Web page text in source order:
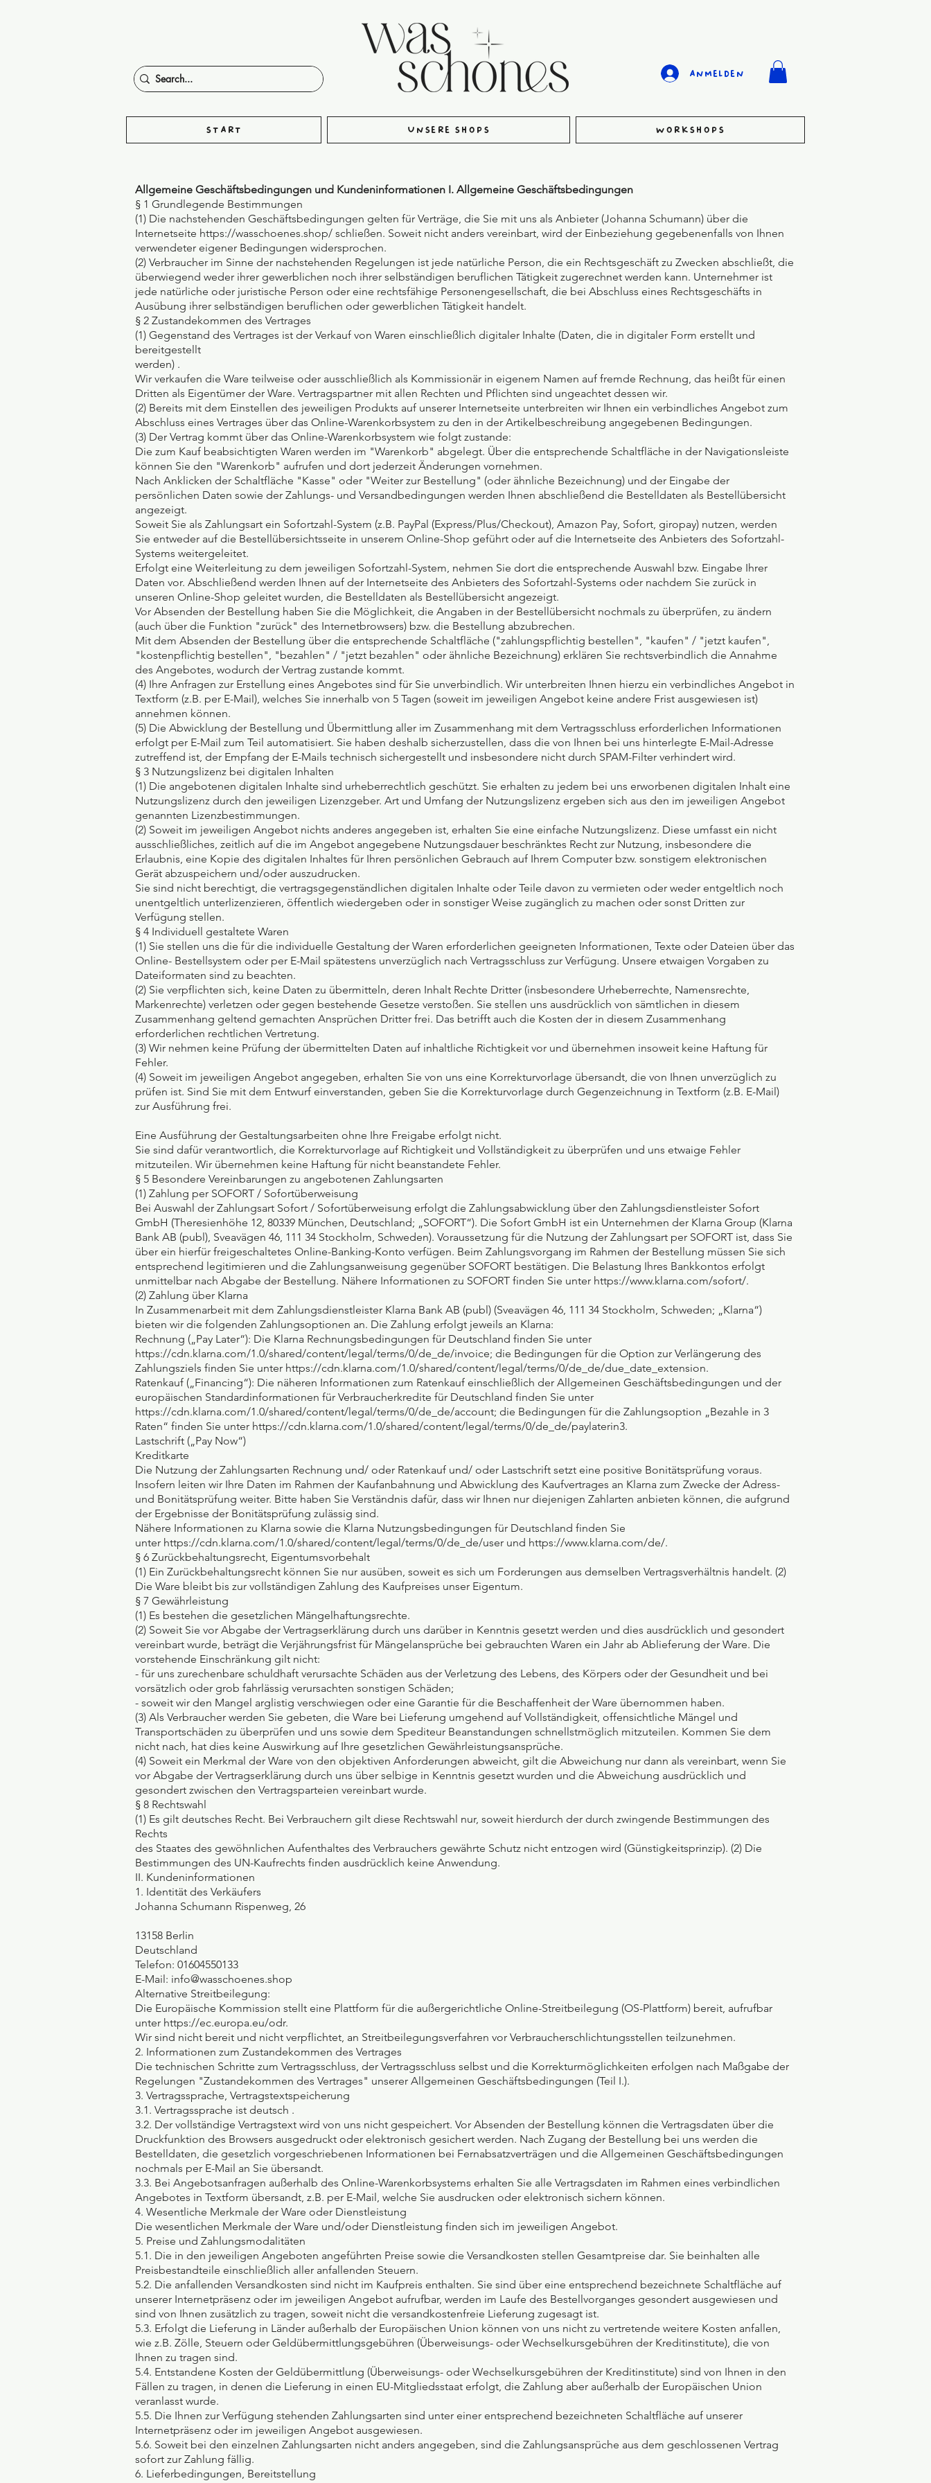
Anmelden
Start Unsere Shops Workshops
Allgemeine Geschäftsbedingungen und Kundeninformationen I. Allgemeine Geschäftsbedingungen
§ 1 Grundlegende Bestimmungen
(1) Die nachstehenden Geschäftsbedingungen gelten für Verträge, die Sie mit uns als Anbieter (Johanna Schumann) über die
Internetseite https://wasschoenes.shop/ schließen. Soweit nicht anders vereinbart, wird der Einbeziehung gegebenenfalls von Ihnen
verwendeter eigener Bedingungen widersprochen.
(2) Verbraucher im Sinne der nachstehenden Regelungen ist jede natürliche Person, die ein Rechtsgeschäft zu Zwecken abschließt, die
überwiegend weder ihrer gewerblichen noch ihrer selbständigen beruflichen Tätigkeit zugerechnet werden kann. Unternehmer ist
jede natürliche oder juristische Person oder eine rechtsfähige Personengesellschaft, die bei Abschluss eines Rechtsgeschäfts in
Ausübung ihrer selbständigen beruflichen oder gewerblichen Tätigkeit handelt.
§ 2 Zustandekommen des Vertrages
(1) Gegenstand des Vertrages ist der Verkauf von Waren einschließlich digitaler Inhalte (Daten, die in digitaler Form erstellt und
bereitgestellt
werden) .
Wir verkaufen die Ware teilweise oder ausschließlich als Kommissionär in eigenem Namen auf fremde Rechnung, das heißt für einen
Dritten als Eigentümer der Ware. Vertragspartner mit allen Rechten und Pflichten sind ungeachtet dessen wir.
(2) Bereits mit dem Einstellen des jeweiligen Produkts auf unserer Internetseite unterbreiten wir Ihnen ein verbindliches Angebot zum
Abschluss eines Vertrages über das Online-Warenkorbsystem zu den in der Artikelbeschreibung angegebenen Bedingungen.
(3) Der Vertrag kommt über das Online-Warenkorbsystem wie folgt zustande:
Die zum Kauf beabsichtigten Waren werden im "Warenkorb" abgelegt. Über die entsprechende Schaltfläche in der Navigationsleiste
können Sie den "Warenkorb" aufrufen und dort jederzeit Änderungen vornehmen.
Nach Anklicken der Schaltfläche "Kasse" oder "Weiter zur Bestellung" (oder ähnliche Bezeichnung) und der Eingabe der
persönlichen Daten sowie der Zahlungs- und Versandbedingungen werden Ihnen abschließend die Bestelldaten als Bestellübersicht
angezeigt.
Soweit Sie als Zahlungsart ein Sofortzahl-System (z.B. PayPal (Express/Plus/Checkout), Amazon Pay, Sofort, giropay) nutzen, werden
Sie entweder auf die Bestellübersichtsseite in unserem Online-Shop geführt oder auf die Internetseite des Anbieters des Sofortzahl-
Systems weitergeleitet.
Erfolgt eine Weiterleitung zu dem jeweiligen Sofortzahl-System, nehmen Sie dort die entsprechende Auswahl bzw. Eingabe Ihrer
Daten vor. Abschließend werden Ihnen auf der Internetseite des Anbieters des Sofortzahl-Systems oder nachdem Sie zurück in
unseren Online-Shop geleitet wurden, die Bestelldaten als Bestellübersicht angezeigt.
Vor Absenden der Bestellung haben Sie die Möglichkeit, die Angaben in der Bestellübersicht nochmals zu überprüfen, zu ändern
(auch über die Funktion "zurück" des Internetbrowsers) bzw. die Bestellung abzubrechen.
Mit dem Absenden der Bestellung über die entsprechende Schaltfläche ("zahlungspflichtig bestellen", "kaufen" / "jetzt kaufen",
"kostenpflichtig bestellen", "bezahlen" / "jetzt bezahlen" oder ähnliche Bezeichnung) erklären Sie rechtsverbindlich die Annahme
des Angebotes, wodurch der Vertrag zustande kommt.
(4) Ihre Anfragen zur Erstellung eines Angebotes sind für Sie unverbindlich. Wir unterbreiten Ihnen hierzu ein verbindliches Angebot in
Textform (z.B. per E-Mail), welches Sie innerhalb von 5 Tagen (soweit im jeweiligen Angebot keine andere Frist ausgewiesen ist)
annehmen können.
(5) Die Abwicklung der Bestellung und Übermittlung aller im Zusammenhang mit dem Vertragsschluss erforderlichen Informationen
erfolgt per E-Mail zum Teil automatisiert. Sie haben deshalb sicherzustellen, dass die von Ihnen bei uns hinterlegte E-Mail-Adresse
zutreffend ist, der Empfang der E-Mails technisch sichergestellt und insbesondere nicht durch SPAM-Filter verhindert wird.
§ 3 Nutzungslizenz bei digitalen Inhalten
(1) Die angebotenen digitalen Inhalte sind urheberrechtlich geschützt. Sie erhalten zu jedem bei uns erworbenen digitalen Inhalt eine
Nutzungslizenz durch den jeweiligen Lizenzgeber. Art und Umfang der Nutzungslizenz ergeben sich aus den im jeweiligen Angebot
genannten Lizenzbestimmungen.
(2) Soweit im jeweiligen Angebot nichts anderes angegeben ist, erhalten Sie eine einfache Nutzungslizenz. Diese umfasst ein nicht
ausschließliches, zeitlich auf die im Angebot angegebene Nutzungsdauer beschränktes Recht zur Nutzung, insbesondere die
Erlaubnis, eine Kopie des digitalen Inhaltes für Ihren persönlichen Gebrauch auf Ihrem Computer bzw. sonstigem elektronischen
Gerät abzuspeichern und/oder auszudrucken.
Sie sind nicht berechtigt, die vertragsgegenständlichen digitalen Inhalte oder Teile davon zu vermieten oder weder entgeltlich noch
unentgeltlich unterlizenzieren, öffentlich wiedergeben oder in sonstiger Weise zugänglich zu machen oder sonst Dritten zur
Verfügung stellen.
§ 4 Individuell gestaltete Waren
(1) Sie stellen uns die für die individuelle Gestaltung der Waren erforderlichen geeigneten Informationen, Texte oder Dateien über das
Online- Bestellsystem oder per E-Mail spätestens unverzüglich nach Vertragsschluss zur Verfügung. Unsere etwaigen Vorgaben zu
Dateiformaten sind zu beachten.
(2) Sie verpflichten sich, keine Daten zu übermitteln, deren Inhalt Rechte Dritter (insbesondere Urheberrechte, Namensrechte,
Markenrechte) verletzen oder gegen bestehende Gesetze verstoßen. Sie stellen uns ausdrücklich von sämtlichen in diesem
Zusammenhang geltend gemachten Ansprüchen Dritter frei. Das betrifft auch die Kosten der in diesem Zusammenhang
erforderlichen rechtlichen Vertretung.
(3) Wir nehmen keine Prüfung der übermittelten Daten auf inhaltliche Richtigkeit vor und übernehmen insoweit keine Haftung für
Fehler.
(4) Soweit im jeweiligen Angebot angegeben, erhalten Sie von uns eine Korrekturvorlage übersandt, die von Ihnen unverzüglich zu
prüfen ist. Sind Sie mit dem Entwurf einverstanden, geben Sie die Korrekturvorlage durch Gegenzeichnung in Textform (z.B. E-Mail)
zur Ausführung frei.
Eine Ausführung der Gestaltungsarbeiten ohne Ihre Freigabe erfolgt nicht.
Sie sind dafür verantwortlich, die Korrekturvorlage auf Richtigkeit und Vollständigkeit zu überprüfen und uns etwaige Fehler
mitzuteilen. Wir übernehmen keine Haftung für nicht beanstandete Fehler.
§ 5 Besondere Vereinbarungen zu angebotenen Zahlungsarten
(1) Zahlung per SOFORT / Sofortüberweisung
Bei Auswahl der Zahlungsart Sofort / Sofortüberweisung erfolgt die Zahlungsabwicklung über den Zahlungsdienstleister Sofort
GmbH (Theresienhöhe 12, 80339 München, Deutschland; „SOFORT“). Die Sofort GmbH ist ein Unternehmen der Klarna Group (Klarna
Bank AB (publ), Sveavägen 46, 111 34 Stockholm, Schweden). Voraussetzung für die Nutzung der Zahlungsart per SOFORT ist, dass Sie
über ein hierfür freigeschaltetes Online-Banking-Konto verfügen. Beim Zahlungsvorgang im Rahmen der Bestellung müssen Sie sich
entsprechend legitimieren und die Zahlungsanweisung gegenüber SOFORT bestätigen. Die Belastung Ihres Bankkontos erfolgt
unmittelbar nach Abgabe der Bestellung. Nähere Informationen zu SOFORT finden Sie unter https://www.klarna.com/sofort/.
(2) Zahlung über Klarna
In Zusammenarbeit mit dem Zahlungsdienstleister Klarna Bank AB (publ) (Sveavägen 46, 111 34 Stockholm, Schweden; „Klarna“)
bieten wir die folgenden Zahlungsoptionen an. Die Zahlung erfolgt jeweils an Klarna:
Rechnung („Pay Later“): Die Klarna Rechnungsbedingungen für Deutschland finden Sie unter
https://cdn.klarna.com/1.0/shared/content/legal/terms/0/de_de/invoice; die Bedingungen für die Option zur Verlängerung des
Zahlungsziels finden Sie unter https://cdn.klarna.com/1.0/shared/content/legal/terms/0/de_de/due_date_extension.
Ratenkauf („Financing“): Die näheren Informationen zum Ratenkauf einschließlich der Allgemeinen Geschäftsbedingungen und der
europäischen Standardinformationen für Verbraucherkredite für Deutschland finden Sie unter
https://cdn.klarna.com/1.0/shared/content/legal/terms/0/de_de/account; die Bedingungen für die Zahlungsoption „Bezahle in 3
Raten“ finden Sie unter https://cdn.klarna.com/1.0/shared/content/legal/terms/0/de_de/paylaterin3.
Lastschrift („Pay Now“)
Kreditkarte
Die Nutzung der Zahlungsarten Rechnung und/ oder Ratenkauf und/ oder Lastschrift setzt eine positive Bonitätsprüfung voraus.
Insofern leiten wir Ihre Daten im Rahmen der Kaufanbahnung und Abwicklung des Kaufvertrages an Klarna zum Zwecke der Adress-
und Bonitätsprüfung weiter. Bitte haben Sie Verständnis dafür, dass wir Ihnen nur diejenigen Zahlarten anbieten können, die aufgrund
der Ergebnisse der Bonitätsprüfung zulässig sind.
Nähere Informationen zu Klarna sowie die Klarna Nutzungsbedingungen für Deutschland finden Sie
unter https://cdn.klarna.com/1.0/shared/content/legal/terms/0/de_de/user und https://www.klarna.com/de/.
§ 6 Zurückbehaltungsrecht, Eigentumsvorbehalt
(1) Ein Zurückbehaltungsrecht können Sie nur ausüben, soweit es sich um Forderungen aus demselben Vertragsverhältnis handelt. (2)
Die Ware bleibt bis zur vollständigen Zahlung des Kaufpreises unser Eigentum.
§ 7 Gewährleistung
(1) Es bestehen die gesetzlichen Mängelhaftungsrechte.
(2) Soweit Sie vor Abgabe der Vertragserklärung durch uns darüber in Kenntnis gesetzt werden und dies ausdrücklich und gesondert
vereinbart wurde, beträgt die Verjährungsfrist für Mängelansprüche bei gebrauchten Waren ein Jahr ab Ablieferung der Ware. Die
vorstehende Einschränkung gilt nicht:
- für uns zurechenbare schuldhaft verursachte Schäden aus der Verletzung des Lebens, des Körpers oder der Gesundheit und bei
vorsätzlich oder grob fahrlässig verursachten sonstigen Schäden;
- soweit wir den Mangel arglistig verschwiegen oder eine Garantie für die Beschaffenheit der Ware übernommen haben.
(3) Als Verbraucher werden Sie gebeten, die Ware bei Lieferung umgehend auf Vollständigkeit, offensichtliche Mängel und
Transportschäden zu überprüfen und uns sowie dem Spediteur Beanstandungen schnellstmöglich mitzuteilen. Kommen Sie dem
nicht nach, hat dies keine Auswirkung auf Ihre gesetzlichen Gewährleistungsansprüche.
(4) Soweit ein Merkmal der Ware von den objektiven Anforderungen abweicht, gilt die Abweichung nur dann als vereinbart, wenn Sie
vor Abgabe der Vertragserklärung durch uns über selbige in Kenntnis gesetzt wurden und die Abweichung ausdrücklich und
gesondert zwischen den Vertragsparteien vereinbart wurde.
§ 8 Rechtswahl
(1) Es gilt deutsches Recht. Bei Verbrauchern gilt diese Rechtswahl nur, soweit hierdurch der durch zwingende Bestimmungen des
Rechts
des Staates des gewöhnlichen Aufenthaltes des Verbrauchers gewährte Schutz nicht entzogen wird (Günstigkeitsprinzip). (2) Die
Bestimmungen des UN-Kaufrechts finden ausdrücklich keine Anwendung.
II. Kundeninformationen
1. Identität des Verkäufers
Johanna Schumann Rispenweg, 26
13158 Berlin
Deutschland
Telefon: 01604550133
E-Mail: info@wasschoenes.shop
Alternative Streitbeilegung:
Die Europäische Kommission stellt eine Plattform für die außergerichtliche Online-Streitbeilegung (OS-Plattform) bereit, aufrufbar
unter https://ec.europa.eu/odr.
Wir sind nicht bereit und nicht verpflichtet, an Streitbeilegungsverfahren vor Verbraucherschlichtungsstellen teilzunehmen.
2. Informationen zum Zustandekommen des Vertrages
Die technischen Schritte zum Vertragsschluss, der Vertragsschluss selbst und die Korrekturmöglichkeiten erfolgen nach Maßgabe der
Regelungen "Zustandekommen des Vertrages" unserer Allgemeinen Geschäftsbedingungen (Teil I.).
3. Vertragssprache, Vertragstextspeicherung
3.1. Vertragssprache ist deutsch .
3.2. Der vollständige Vertragstext wird von uns nicht gespeichert. Vor Absenden der Bestellung können die Vertragsdaten über die
Druckfunktion des Browsers ausgedruckt oder elektronisch gesichert werden. Nach Zugang der Bestellung bei uns werden die
Bestelldaten, die gesetzlich vorgeschriebenen Informationen bei Fernabsatzverträgen und die Allgemeinen Geschäftsbedingungen
nochmals per E-Mail an Sie übersandt.
3.3. Bei Angebotsanfragen außerhalb des Online-Warenkorbsystems erhalten Sie alle Vertragsdaten im Rahmen eines verbindlichen
Angebotes in Textform übersandt, z.B. per E-Mail, welche Sie ausdrucken oder elektronisch sichern können.
4. Wesentliche Merkmale der Ware oder Dienstleistung
Die wesentlichen Merkmale der Ware und/oder Dienstleistung finden sich im jeweiligen Angebot.
5. Preise und Zahlungsmodalitäten
5.1. Die in den jeweiligen Angeboten angeführten Preise sowie die Versandkosten stellen Gesamtpreise dar. Sie beinhalten alle
Preisbestandteile einschließlich aller anfallenden Steuern.
5.2. Die anfallenden Versandkosten sind nicht im Kaufpreis enthalten. Sie sind über eine entsprechend bezeichnete Schaltfläche auf
unserer Internetpräsenz oder im jeweiligen Angebot aufrufbar, werden im Laufe des Bestellvorganges gesondert ausgewiesen und
sind von Ihnen zusätzlich zu tragen, soweit nicht die versandkostenfreie Lieferung zugesagt ist.
5.3. Erfolgt die Lieferung in Länder außerhalb der Europäischen Union können von uns nicht zu vertretende weitere Kosten anfallen,
wie z.B. Zölle, Steuern oder Geldübermittlungsgebühren (Überweisungs- oder Wechselkursgebühren der Kreditinstitute), die von
Ihnen zu tragen sind.
5.4. Entstandene Kosten der Geldübermittlung (Überweisungs- oder Wechselkursgebühren der Kreditinstitute) sind von Ihnen in den
Fällen zu tragen, in denen die Lieferung in einen EU-Mitgliedsstaat erfolgt, die Zahlung aber außerhalb der Europäischen Union
veranlasst wurde.
5.5. Die Ihnen zur Verfügung stehenden Zahlungsarten sind unter einer entsprechend bezeichneten Schaltfläche auf unserer
Internetpräsenz oder im jeweiligen Angebot ausgewiesen.
5.6. Soweit bei den einzelnen Zahlungsarten nicht anders angegeben, sind die Zahlungsansprüche aus dem geschlossenen Vertrag
sofort zur Zahlung fällig.
6. Lieferbedingungen, Bereitstellung